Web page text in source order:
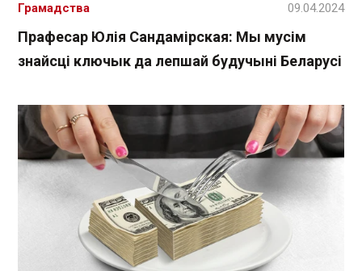
Прафесар Юлія Сандамірская: Мы мусім
знайсці ключык да лепшай будучыні Беларусі
Грамадства 09.04.2024